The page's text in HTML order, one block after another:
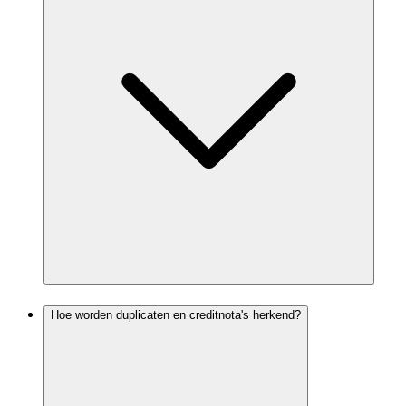
Hoe worden duplicaten en creditnota's herkend?